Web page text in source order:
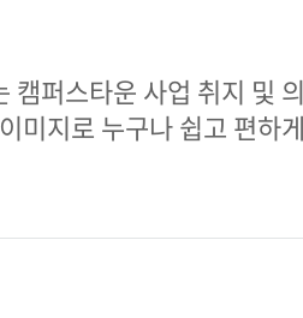
캠퍼스타운 사업 취지 및
미지로 누구나 쉽고 편하